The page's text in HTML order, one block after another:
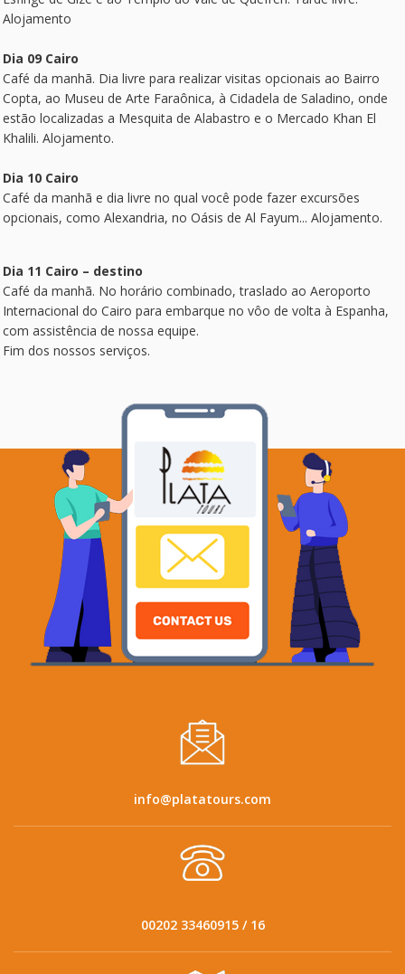
Alojamento
Dia 09 Cairo
Café da manhã. Dia livre para realizar visitas opcionais ao Bairro
Copta, ao Museu de Arte Faraônica, à Cidadela de Saladino, onde
estão localizadas a Mesquita de Alabastro e o Mercado Khan El
Khalili. Alojamento.
Dia 10 Cairo
Café da manhã e dia livre no qual você pode fazer excursões
opcionais, como Alexandria, no Oásis de Al Fayum... Alojamento.
Dia 11 Cairo – destino
Café da manhã. No horário combinado, traslado ao Aeroporto
Internacional do Cairo para embarque no vôo de volta à Espanha,
com assistência de nossa equipe.
Fim dos nossos serviços.
info@platatours.com
00202 33460915 / 16